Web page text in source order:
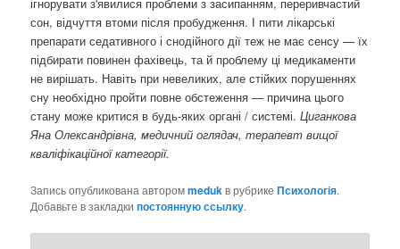
ігнорувати з'явилися проблеми з засипанням, переривчастий
сон, відчуття втоми після пробудження. І пити лікарські
препарати седативного і снодійного дії теж не має сенсу — їх
підбирати повинен фахівець, та й проблему ці медикаменти
не вирішать. Навіть при невеликих, але стійких порушеннях
сну необхідно пройти повне обстеження — причина цього
стану може критися в будь-яких органі / системі.Циганкова
Яна Олександрівна, медичний оглядач, терапевт вищої
кваліфікаційної категорії.
Запись опубликована авторомmeduk в рубрикеПсихологія.
Добавьте в закладкипостоянную ссылку.